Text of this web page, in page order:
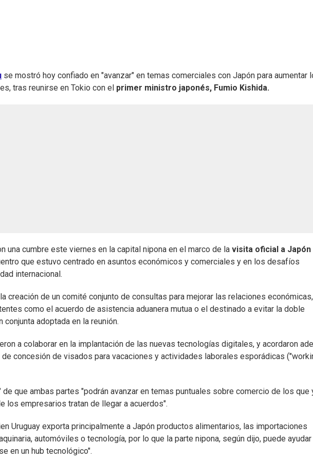
se mostró hoy confiado en "avanzar" en temas comerciales con Japón para aumentar
tras reunirse en Tokio con el primer ministro japonés, Fumio Kishida.
una cumbre este viernes en la capital nipona en el marco de la visita oficial a Japón
que estuvo centrado en asuntos económicos y comerciales y en los desafíos
internacional.
creación de un comité conjunto de consultas para mejorar las relaciones
como el acuerdo de asistencia aduanera mutua o el destinado a evitar la doble
adoptada en la reunión.
a colaborar en la implantación de las nuevas tecnologías digitales, y acordaron
concesión de visados para vacaciones y actividades laborales esporádicas
que ambas partes "podrán avanzar en temas puntuales sobre comercio de los que
los empresarios tratan de llegar a acuerdos".
Uruguay exporta principalmente a Japón productos alimentarios, las importaciones
automóviles o tecnología, por lo que la parte nipona, según dijo, puede ayudar
en un hub tecnológico".